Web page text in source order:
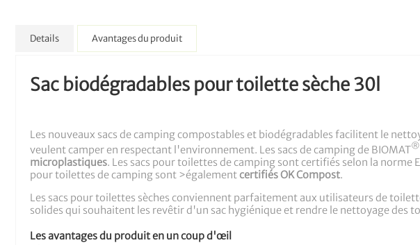
Details
Sac biodégradables pour toilette sèche 30l
Les nouveaux sacs de camping compostables et biodégradables facilitent le
veulent camper en respectant l'environnement. Les sacs de camping de BIOMAT®
microplastiques. Les sacs pour toilettes de camping sont certifiés selon la norme
pour toilettes de camping sont >également certifiés OK Compost.
Les sacs pour toilettes sèches conviennent parfaitement aux utilisateurs de
solides qui souhaitent les revêtir d'un sac hygiénique et rendre le nettoyage des
Les avantages du produit en un coup d'œil
Avantages du produit